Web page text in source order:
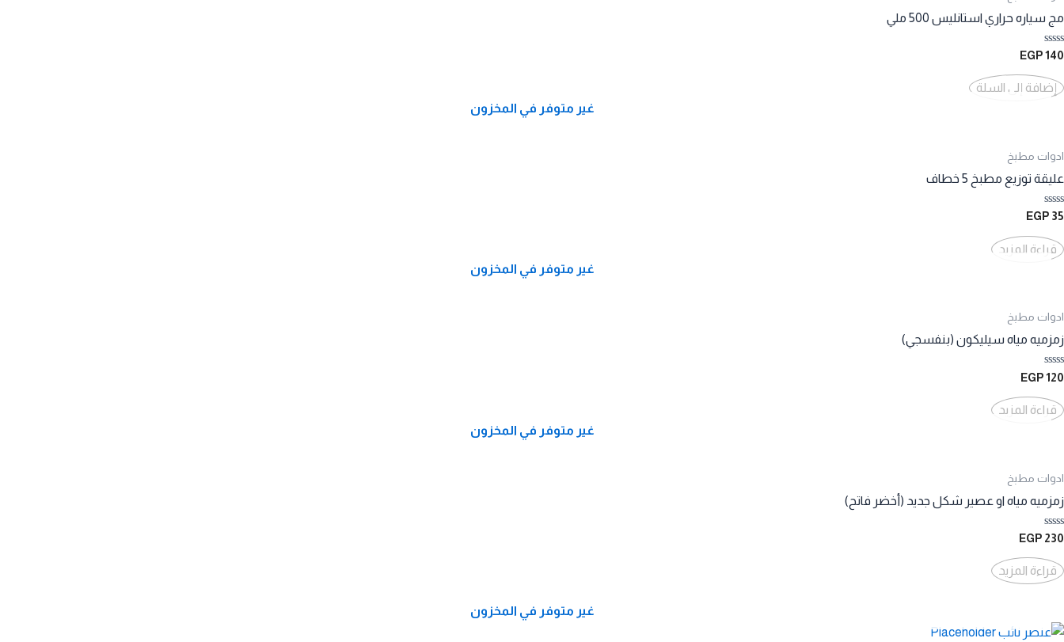
مج سياره حراري استانليس 500 ملي
تم
من
5
140
EGP
إضافة إلى السلة
غير متوفر في المخزون
ادوات مطبخ
عليقة توزيع مطبخ 5 خطاف
تم
من
5
35
EGP
قراءة المزيد
غير متوفر في المخزون
ادوات مطبخ
زمزميه مياه سيليكون (بنفسجي)
تم
من
5
120
EGP
قراءة المزيد
غير متوفر في المخزون
ادوات مطبخ
زمزميه مياه او عصير شكل جديد (أخضر فاتح)
تم
من
5
230
EGP
قراءة المزيد
غير متوفر في المخزون